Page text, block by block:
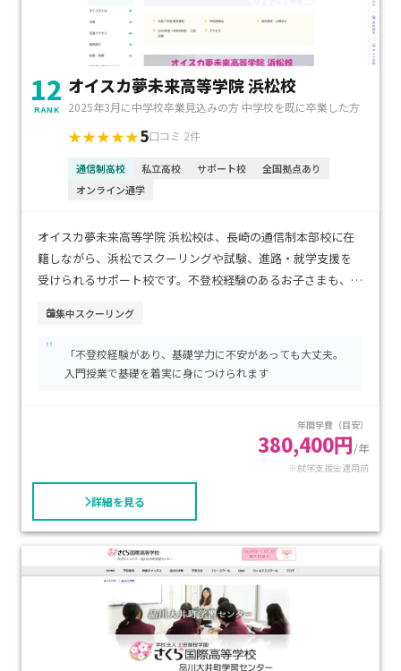
12
RANK
オイスカ夢未来高等学院 浜松校
2025年3月に中学校卒業見込みの方 中学校を既に卒業した方
★★★★★5口コミ 2件
通信制高校 私立高校 サポート校
全国拠点あり
オンライン通学
オイスカ夢未来高等学院 浜松校は、長崎の通信制本部校に在
籍しながら、浜松でスクーリングや試験、進路・就学支援を
受けられるサポート校です。不登校経験のあるお子さまも、基
き、3年間で卒業可能な単位取得プランも整っています。浜松
市西区にあり、地域で学びながら卒業を目指せる環境が魅力で
す。現役教師によるレポート指導や進路相談が浜松で受けら
集中スクーリング
"
「不登校経験があり、基礎学力に不安があっても大丈夫。
入門授業で基礎を着実に身につけられます
年間学費（目安）
380,400円/年
※就学支援金適用前
詳細を見る